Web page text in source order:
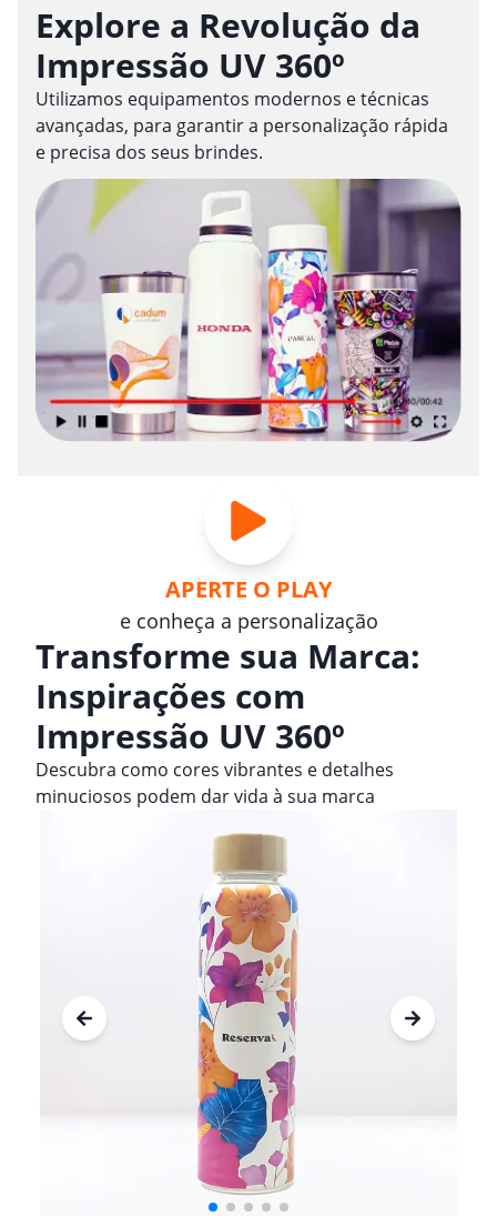
Explore a Revolução da
Impressão UV 360º
Utilizamos equipamentos modernos e técnicas
avançadas, para garantir a personalização rápida
e precisa dos seus brindes.
APERTE O PLAY
e conheça a personalização
Transforme sua Marca:
Inspirações com
Impressão UV 360º
Descubra como cores vibrantes e detalhes
minuciosos podem dar vida à sua marca